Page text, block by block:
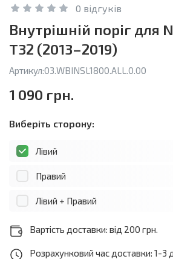
0 відгуків
Внутрішній поріг для
T32 (2013–2019)
Артикул:03.WBINSL1800.ALL.0.00
1 090 грн.
Виберіть сторону:
Лівий
Правий
Лівий + Правий
Вартість доставки: від 200 грн.
Розрахунковий час доставки: 1-3